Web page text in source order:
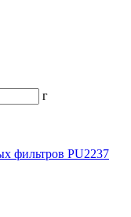
г
фильтров PU2237